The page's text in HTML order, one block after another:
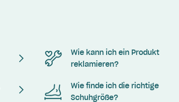
Wie kann ich ein Produkt
reklamieren?
Wie finde ich die richtige
Schuhgröße?